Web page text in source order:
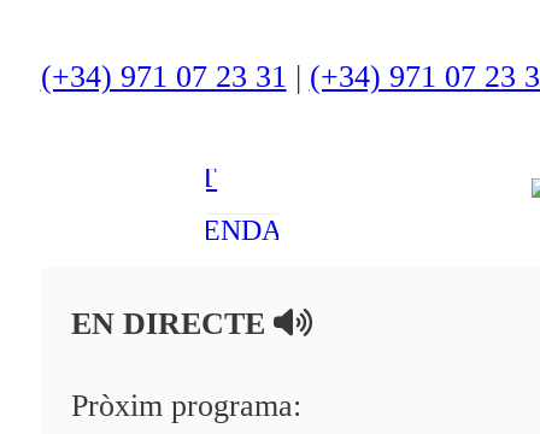
(+34) 971 07 23 31 | (+34) 971 07 23
ENTREVISTES
AMBIENT
AGENDA
A la Carta
Programació
EN DIRECTE
Pròxim programa: